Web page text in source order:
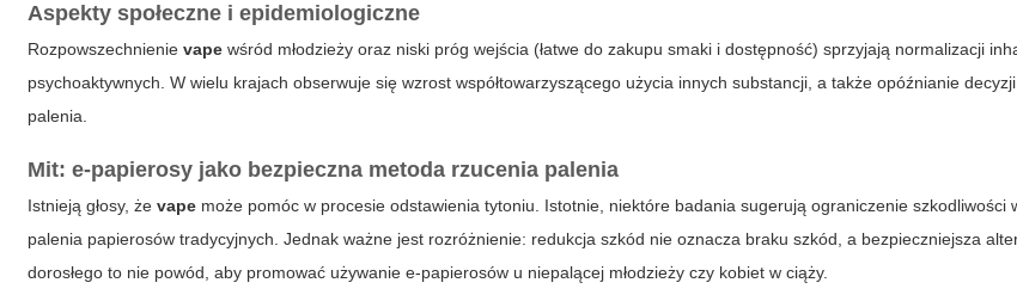
Aspekty społeczne i epidemiologiczne
Rozpowszechnienievape wśród młodzieży oraz niski próg wejścia (łatwe do zakupu smaki i dostępność) sprzyjają normalizacji
psychoaktywnych. W wielu krajach obserwuje się wzrost współtowarzyszącego użycia innych substancji, a także opóźnianie
palenia.
Mit: e-papierosy jako bezpieczna metoda rzucenia palenia
Istnieją głosy, żevape może pomóc w procesie odstawienia tytoniu. Istotnie, niektóre badania sugerują ograniczenie szkodliwości
palenia papierosów tradycyjnych. Jednak ważne jest rozróżnienie: redukcja szkód nie oznacza braku szkód, a bezpieczniejsza
dorosłego to nie powód, aby promować używanie e-papierosów u niepalącej młodzieży czy kobiet w ciąży.